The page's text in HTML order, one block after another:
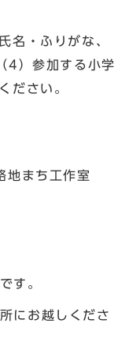
名・ふりがな、
4）参加する小学
ださい。
地まち工作室
す。
にお越しくださ